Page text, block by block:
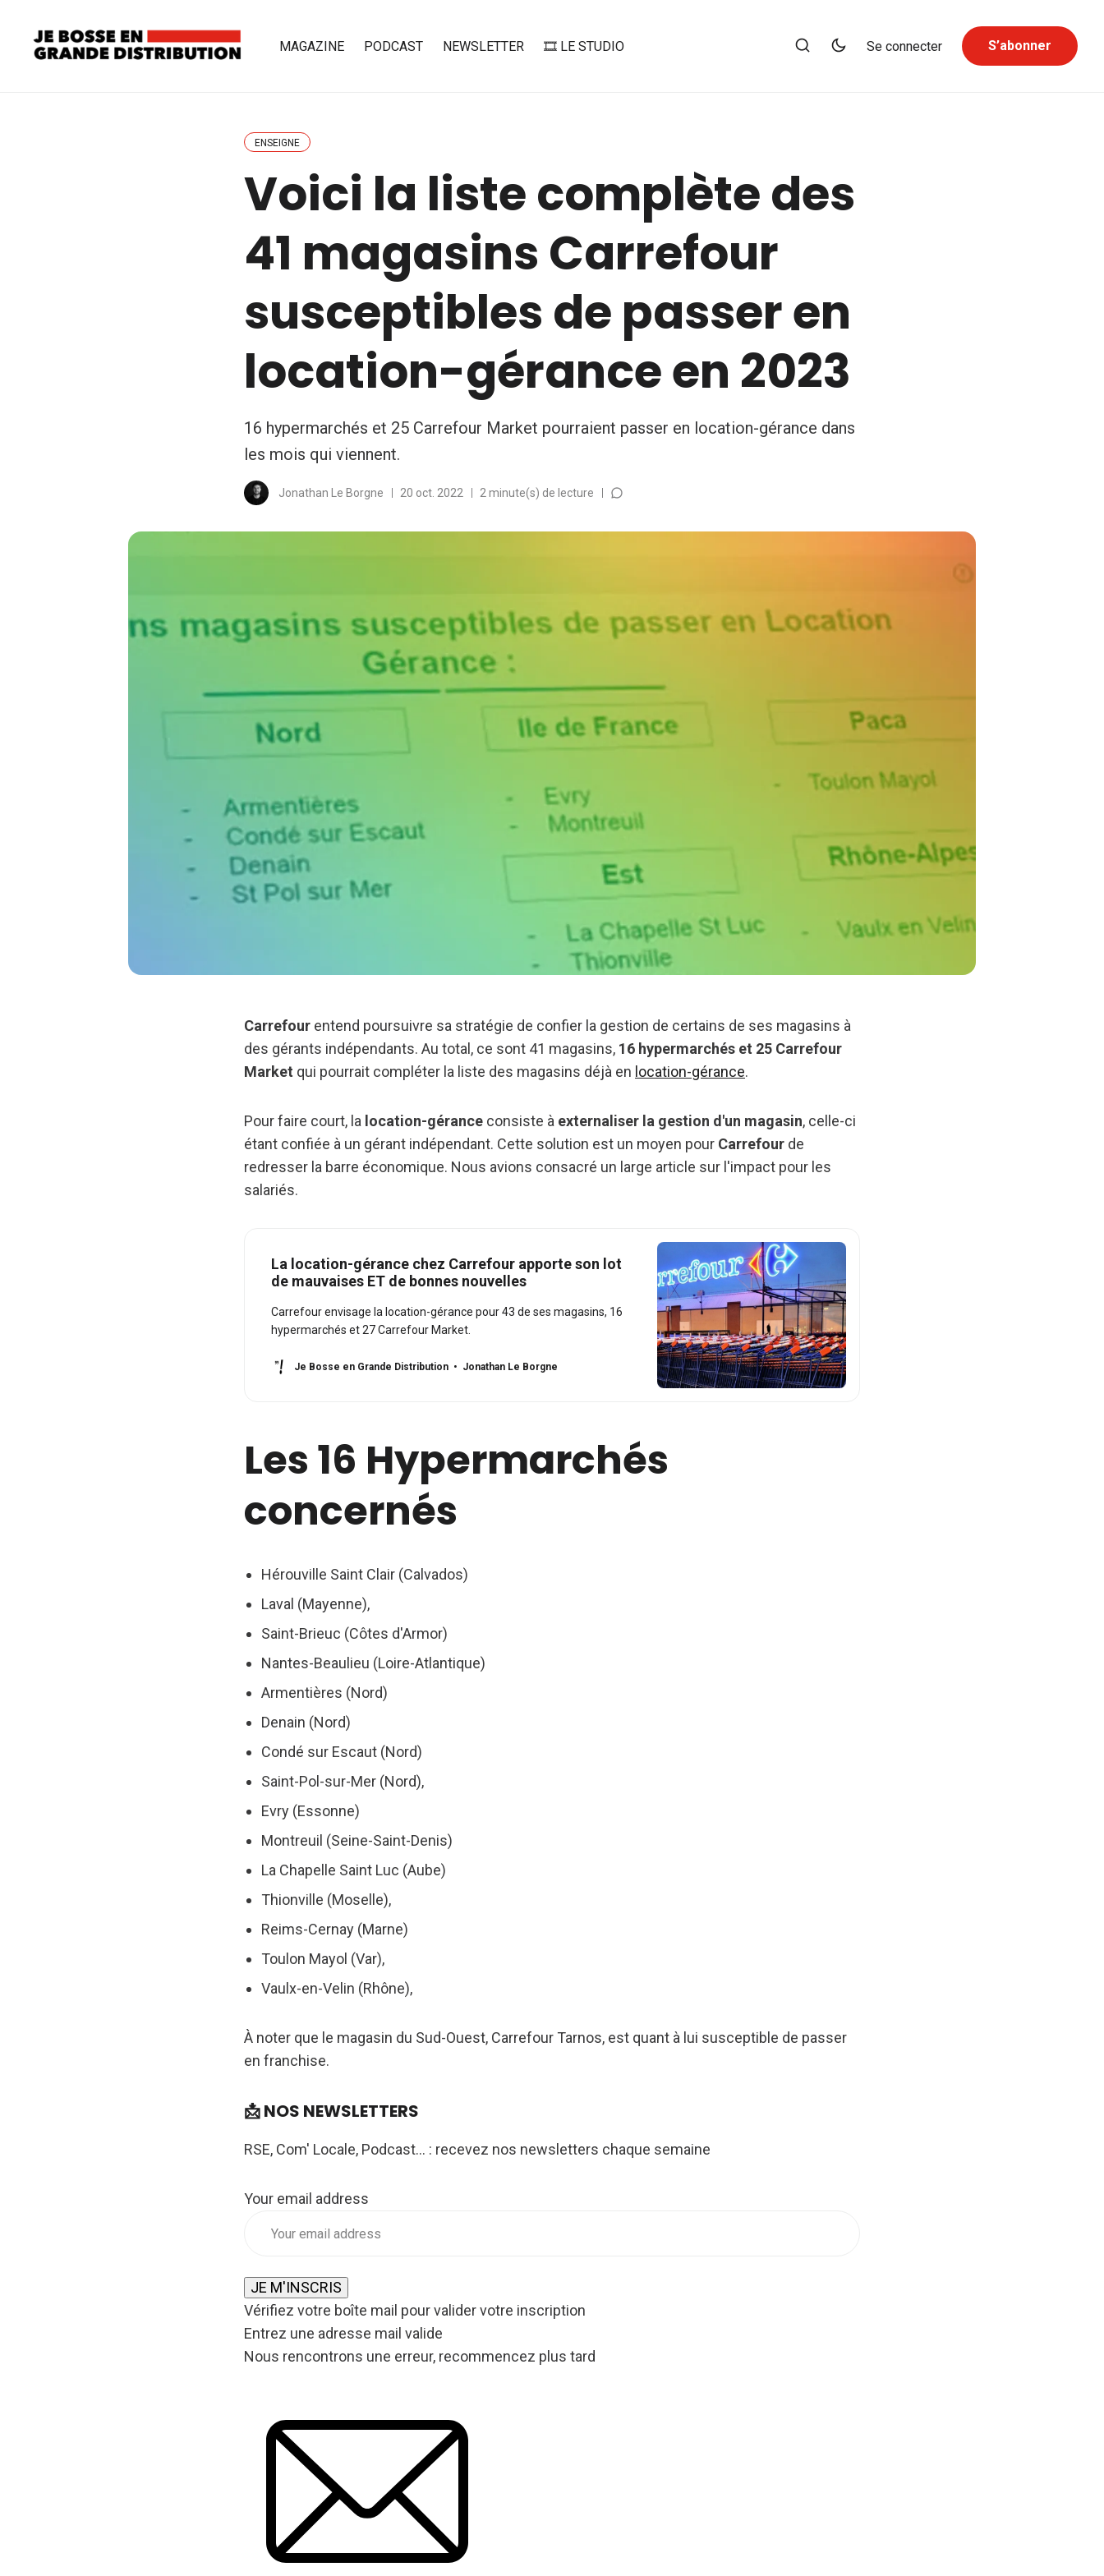
MAGAZINE PODCAST NEWSLETTER 🎞️ LE STUDIO Se connecter S’abonner
ENSEIGNE
Voici la liste complète des
41 magasins Carrefour
susceptibles de passer en
location-gérance en 2023
16 hypermarchés et 25 Carrefour Market pourraient passer en location-gérance dans
les mois qui viennent.
Jonathan Le Borgne 20 oct. 2022 2 minute(s) de lecture
Carrefour entend poursuivre sa stratégie de confier la gestion de certains de ses magasins à
des gérants indépendants. Au total, ce sont 41 magasins, 16 hypermarchés et 25 Carrefour
Market qui pourrait compléter la liste des magasins déjà en location-gérance.
Pour faire court, la location-gérance consiste à externaliser la gestion d'un magasin, celle-ci
étant confiée à un gérant indépendant. Cette solution est un moyen pour Carrefour de
redresser la barre économique. Nous avions consacré un large article sur l'impact pour les
salariés.
La location-gérance chez Carrefour apporte son lot
de mauvaises ET de bonnes nouvelles
Carrefour envisage la location-gérance pour 43 de ses magasins, 16
hypermarchés et 27 Carrefour Market.
Je Bosse en Grande Distribution Jonathan Le Borgne
Les 16 Hypermarchés
concernés
Hérouville Saint Clair (Calvados)
Laval (Mayenne),
Saint-Brieuc (Côtes d'Armor)
Nantes-Beaulieu (Loire-Atlantique)
Armentières (Nord)
Denain (Nord)
Condé sur Escaut (Nord)
Saint-Pol-sur-Mer (Nord),
Evry (Essonne)
Montreuil (Seine-Saint-Denis)
La Chapelle Saint Luc (Aube)
Thionville (Moselle),
Reims-Cernay (Marne)
Toulon Mayol (Var),
Vaulx-en-Velin (Rhône),
À noter que le magasin du Sud-Ouest, Carrefour Tarnos, est quant à lui susceptible de passer
en franchise.
📩 NOS NEWSLETTERS
RSE, Com' Locale, Podcast... : recevez nos newsletters chaque semaine
Your email address
JE M'INSCRIS
Vérifiez votre boîte mail pour valider votre inscription
Entrez une adresse mail valide
Nous rencontrons une erreur, recommencez plus tard